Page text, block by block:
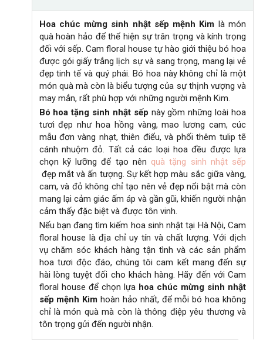
lượng
e
:
Hoa chúc mừng sinh nhật sếp mệnh Kim là món
quà hoàn hảo để thể hiện sự trân trọng và kính trọng
đối với sếp. Cam floral house tự hào giới thiệu bó hoa
được gói giấy trắng lịch sự và sang trọng, mang lại vẻ
đẹp tinh tế và quý phái. Bó hoa này không chỉ là một
món quà mà còn là biểu tượng của sự thịnh vượng và
may mắn, rất phù hợp với những người mệnh Kim.
Bó hoa tặng sinh nhật sếp này gồm những loài hoa
tươi đẹp như hoa hồng vàng, mao lương cam, cúc
mẫu đơn vàng nhạt, thiên điểu, và phối thêm tulip tẽ
cánh nhuộm đỏ. Tất cả các loại hoa đều được lựa
chọn kỹ lưỡng để tạo nên quà tặng sinh nhật sếp
đẹp mắt và ấn tượng. Sự kết hợp màu sắc giữa vàng,
cam, và đỏ không chỉ tạo nên vẻ đẹp nổi bật mà còn
mang lại cảm giác ấm áp và gần gũi, khiến người nhận
cảm thấy đặc biệt và được tôn vinh.
Nếu bạn đang tìm kiếm hoa sinh nhật tại Hà Nội, Cam
floral house là địa chỉ uy tín và chất lượng. Với dịch
vụ chăm sóc khách hàng tận tình và các sản phẩm
hoa tươi độc đáo, chúng tôi cam kết mang đến sự
hài lòng tuyệt đối cho khách hàng. Hãy đến với Cam
floral house để chọn lựa hoa chúc mừng sinh nhật
sếp mệnh Kim hoàn hảo nhất, để mỗi bó hoa không
chỉ là món quà mà còn là thông điệp yêu thương và
tôn trọng gửi đến người nhận.